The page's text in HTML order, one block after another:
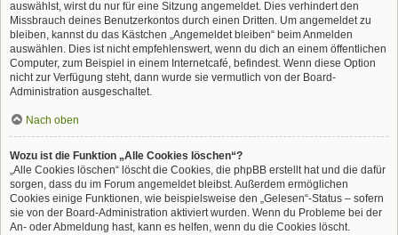
auswählst, wirst du nur für eine Sitzung angemeldet. Dies verhindert den
Missbrauch deines Benutzerkontos durch einen Dritten. Um angemeldet zu
bleiben, kannst du das Kästchen „Angemeldet bleiben“ beim Anmelden
auswählen. Dies ist nicht empfehlenswert, wenn du dich an einem öffentlichen
Computer, zum Beispiel in einem Internetcafé, befindest. Wenn diese Option
nicht zur Verfügung steht, dann wurde sie vermutlich von der Board-
Administration ausgeschaltet.
Nach oben
Wozu ist die Funktion „Alle Cookies löschen“?
„Alle Cookies löschen“ löscht die Cookies, die phpBB erstellt hat und die dafür
sorgen, dass du im Forum angemeldet bleibst. Außerdem ermöglichen
Cookies einige Funktionen, wie beispielsweise den „Gelesen“-Status – sofern
sie von der Board-Administration aktiviert wurden. Wenn du Probleme bei der
An- oder Abmeldung hast, kann es helfen, wenn du die Cookies löscht.